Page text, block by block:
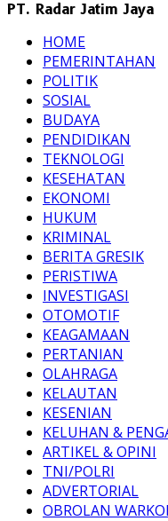
PT. Radar Jatim Jaya
HOME
PEMERINTAHAN
POLITIK
SOSIAL
BUDAYA
PENDIDIKAN
TEKNOLOGI
KESEHATAN
EKONOMI
HUKUM
KRIMINAL
BERITA GRESIK
PERISTIWA
INVESTIGASI
OTOMOTIF
KEAGAMAAN
PERTANIAN
OLAHRAGA
KELAUTAN
KESENIAN
KELUHAN &
ARTIKEL & OPINI
TNI/POLRI
ADVERTORIAL
OBROLAN